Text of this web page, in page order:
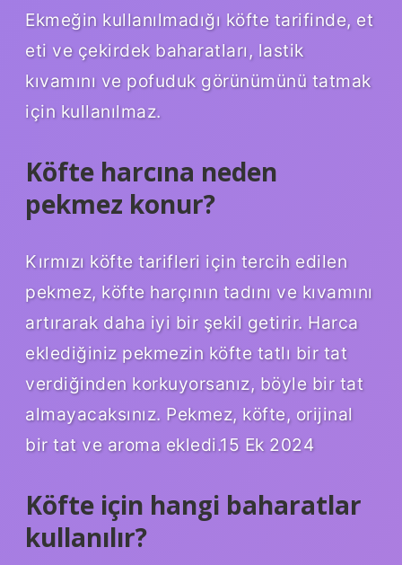
Ekmeğin kullanılmadığı köfte tarifinde, et
eti ve çekirdek baharatları, lastik
kıvamını ve pofuduk görünümünü tatmak
için kullanılmaz.
Köfte harcına neden
pekmez konur?
Kırmızı köfte tarifleri için tercih edilen
pekmez, köfte harçının tadını ve kıvamını
artırarak daha iyi bir şekil getirir. Harca
eklediğiniz pekmezin köfte tatlı bir tat
verdiğinden korkuyorsanız, böyle bir tat
almayacaksınız. Pekmez, köfte, orijinal
bir tat ve aroma ekledi.15 Ek 2024
Köfte için hangi baharatlar
kullanılır?